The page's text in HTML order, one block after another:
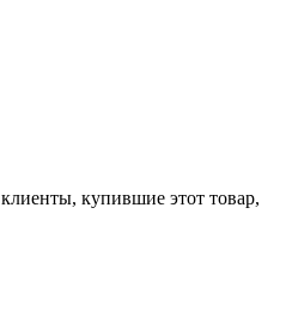
купившие этот товар,